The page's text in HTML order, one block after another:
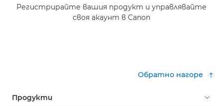
Регистрирайте вашия продукт и управлявайте
своя акаунт в Canon
Обратно нагоре
Продукти